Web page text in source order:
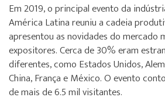
Em 2019, o principal evento da
América Latina reuniu a cadeia
apresentou as novidades do mercado
expositores. Cerca de 30% eram
diferentes, como Estados Unidos,
China, França e México. O evento
de mais de 6.5 mil visitantes.